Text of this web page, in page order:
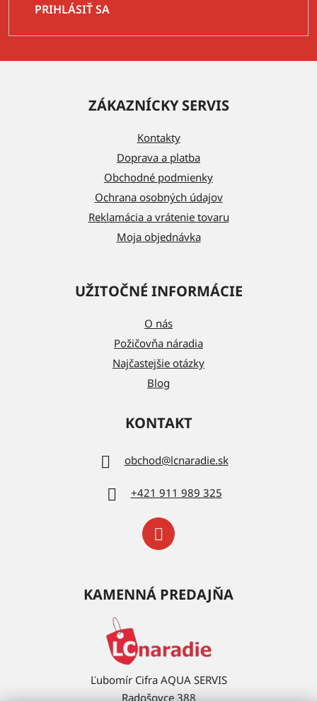
PRIHLÁSIŤ SA
ZÁKAZNÍCKY SERVIS
Kontakty
Doprava a platba
Obchodné podmienky
Ochrana osobných údajov
Reklamácia a vrátenie tovaru
Moja objednávka
UŽITOČNÉ INFORMÁCIE
O nás
Požičovňa náradia
Najčastejšie otázky
Blog
KONTAKT
obchod@lcnaradie.sk
+421 911 989 325
KAMENNÁ PREDAJŇA
Ľubomír Cifra AQUA SERVIS
Radošovce 388